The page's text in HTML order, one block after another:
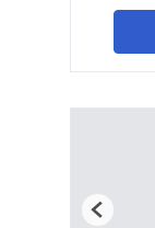
Previous